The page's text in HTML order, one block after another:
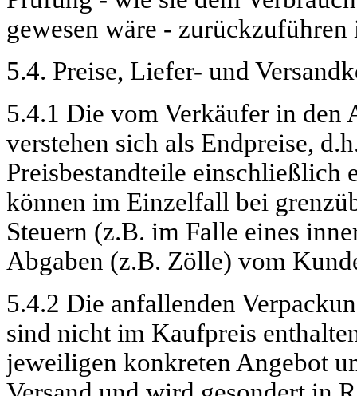
gewesen wäre - zurückzuführen
5.4. Preise, Liefer- und
5.4.1 Die vom Verkäufer in den
verstehen sich als Endpreise,
Preisbestandteile einschließlich
können im Einzelfall bei
Steuern (z.B. im Falle eines
Abgaben (z.B. Zölle) vom
5.4.2 Die anfallenden
sind nicht im Kaufpreis
jeweiligen konkreten Angebot